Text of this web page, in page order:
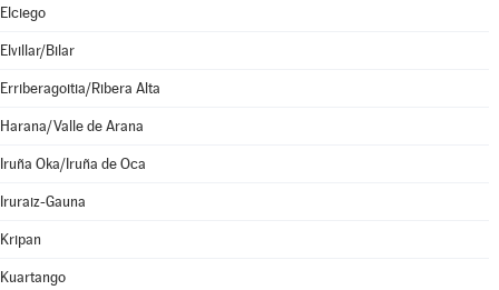
Elciego
Elvillar/Bilar
Erriberagoitia/Ribera Alta
Harana/Valle de Arana
Iruña Oka/Iruña de Oca
Iruraiz-Gauna
Kripan
Kuartango